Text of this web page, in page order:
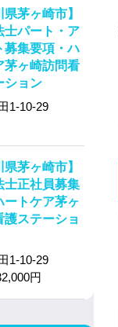
県茅ヶ崎市】
士パート・ア
募集要項・ハ
茅ヶ崎訪問看
ション
1-10-29
県茅ヶ崎市】
士正社員募集
ートケア茅ヶ
護ステーショ
1-10-29
円